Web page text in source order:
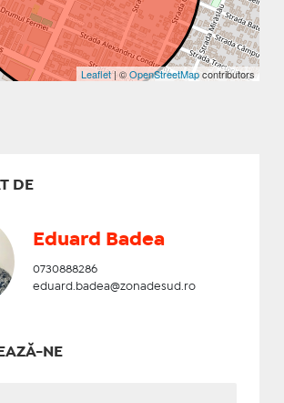
Leaflet| ©OpenStreetMapcontributors
DE
Eduard Badea
0730888286
eduard.badea@zonadesud.ro
NE